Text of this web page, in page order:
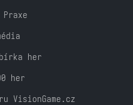
her
her
VisionGame.cz